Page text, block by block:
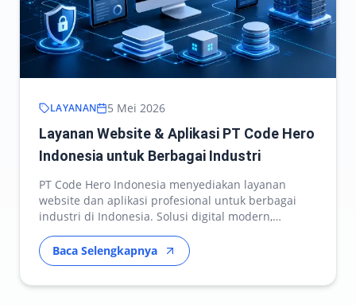
LAYANAN 5 Mei 2026
Layanan Website & Aplikasi PT Code Hero
Indonesia untuk Berbagai Industri
PT Code Hero Indonesia menyediakan layanan
website dan aplikasi profesional untuk berbagai
industri di Indonesia. Solusi digital modern,
Baca Selengkapnya